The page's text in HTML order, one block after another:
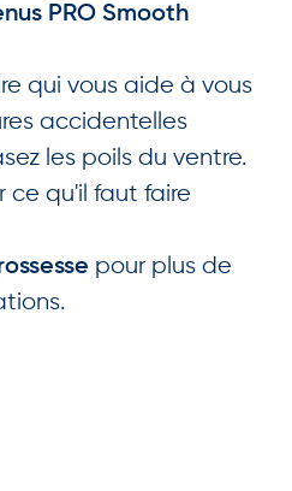
PRO Smooth
qui vous aide à vous
accidentelles
les poils du ventre.
ce qu'il faut faire
pour plus de